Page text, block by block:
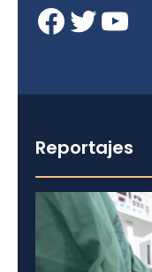
Facebook Twitter YouTube
Reportajes